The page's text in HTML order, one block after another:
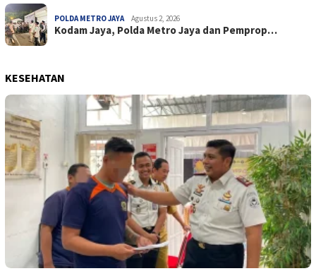
POLDA METRO JAYA Agustus 2, 2026
Kodam Jaya, Polda Metro Jaya dan Pemprop…
KESEHATAN